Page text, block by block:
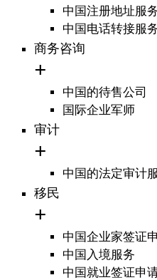
中国注册地址服
中国电话转接服
商务咨询
中国的待售公司
国际企业军师
审计
中国的法定审计
移民
中国企业家签证
中国入境服务
中国就业签证申